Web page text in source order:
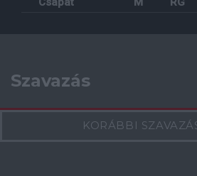
Szavazás
KORÁBBI